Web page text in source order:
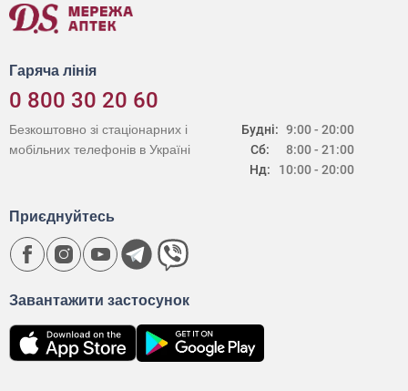
Гаряча лінія
0 800 30 20 60
Будні:
Сб:
Нд:
9:00 - 20:00
8:00 - 21:00
10:00 - 20:00
Безкоштовно зі стаціонарних і
мобільних телефонів в Україні
Завантажити застосунок
Приєднуйтесь